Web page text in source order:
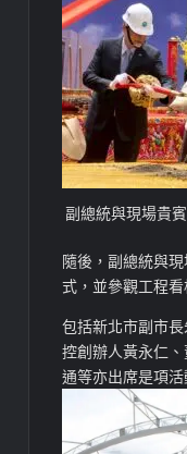
副總統與現場貴
隨後，副總統與
式，並參觀工程
包括新北市副市
控創辦人黃永仁
通等亦出席是項活